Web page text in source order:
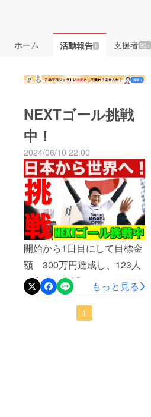
ホーム 活動報告1 支援者99+
NEXTゴール挑戦
中！
2024/06/10 22:00
開始から1日目にして目標金
額 300万円達成し、123人
の方にご支援して頂きまし
た。自分の想像を超える支
援額、そして達成までの早
もっと見る
1